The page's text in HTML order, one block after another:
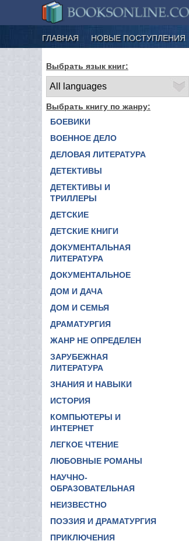
ГЛАВНАЯ НОВЫЕ ПОСТУПЛЕНИЯ
Выбрать язык книг:
Выбрать книгу по жанру:
БОЕВИКИ
ВОЕННОЕ ДЕЛО
ДЕЛОВАЯ ЛИТЕРАТУРА
ДЕТЕКТИВЫ
ДЕТЕКТИВЫ И
ТРИЛЛЕРЫ
ДЕТСКИЕ
ДЕТСКИЕ КНИГИ
ДОКУМЕНТАЛЬНАЯ
ЛИТЕРАТУРА
ДОКУМЕНТАЛЬНОЕ
ДОМ И ДАЧА
ДОМ И СЕМЬЯ
ДРАМАТУРГИЯ
ЖАНР НЕ ОПРЕДЕЛЕН
ЗАРУБЕЖНАЯ
ЛИТЕРАТУРА
ЗНАНИЯ И НАВЫКИ
ИСТОРИЯ
КОМПЬЮТЕРЫ И
ИНТЕРНЕТ
ЛЕГКОЕ ЧТЕНИЕ
ЛЮБОВНЫЕ РОМАНЫ
НАУЧНО-
ОБРАЗОВАТЕЛЬНАЯ
НЕИЗВЕСТНО
ПОЭЗИЯ И ДРАМАТУРГИЯ
ПРИКЛЮЧЕНИЯ